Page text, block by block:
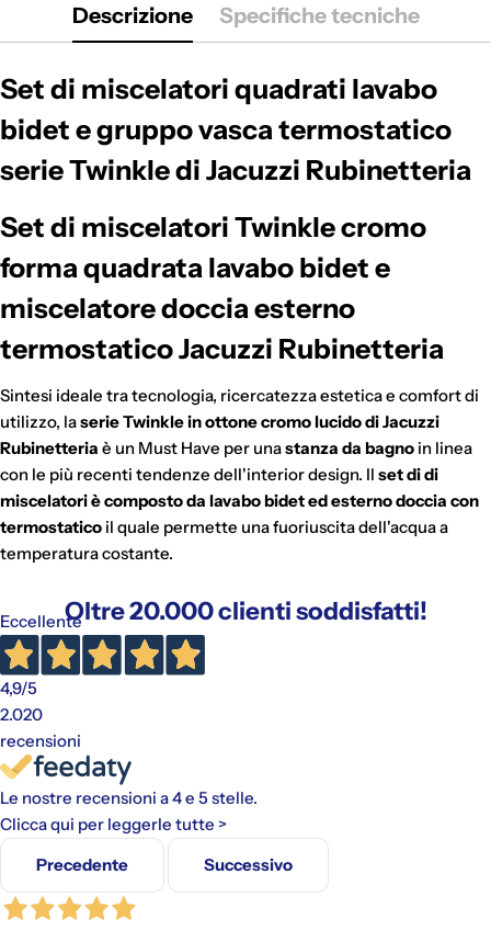
Descrizione Specifiche tecniche
Set di miscelatori quadrati lavabo
bidet e gruppo vasca termostatico
serie Twinkle di Jacuzzi Rubinetteria
Set di miscelatori Twinkle cromo
forma quadrata lavabo bidet e
miscelatore doccia esterno
termostatico Jacuzzi Rubinetteria
Sintesi ideale tra tecnologia, ricercatezza estetica e comfort di
utilizzo, laserie Twinkle in ottone cromo lucido di Jacuzzi
Rubinetteria è un Must Have per unastanza da bagno in linea
con le più recenti tendenze dell'interior design. Il set di di
miscelatori è composto da lavabo bidet ed esterno doccia con
termostatico il quale permette una fuoriuscita dell'acqua a
temperatura costante.
Oltre 20.000 clienti soddisfatti!
Eccellente
4,9/5
2.020
recensioni
Le nostre recensioni a 4 e 5 stelle.
Clicca qui per leggerle tutte >
Precedente
Successivo